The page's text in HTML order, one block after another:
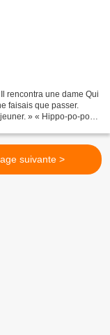
rencontra une dame Qui
faisais que passer.
» « Hippo-po-po-
suivante >